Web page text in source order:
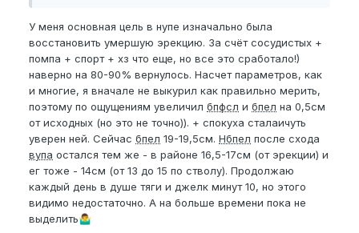
изменениеBpfslуже были отмечены. делал акцент
на тягах, по 20 минут были тяги обычные - вверх,
вниз, вбок( в среднем, это общее время ), и
Джелк мокрый ( сначала 10 минут), и потом сухой
уже ( 150-180 раз - это примерно минут 5)
Акцент делал на растягахиз-за того, что во многих
дневниках видел, как советовали увеличить
разницу междуBpfslиBpelдо 2 см.
Но сейчас с 30.10.2024 взял выходные из-за
эрекции.
У меня основная цель в нупе изначально была
восстановить умершую эрекцию. За счёт сосудистых +
помпа + спорт + хз что еще, но все это сработало!)
наверно на 80-90% вернулось. Насчет параметров, как
и многие, я вначале не выкурил как правильно мерить,
поэтому по ощущениям увеличил бпфсл и бпел на 0,5см
от исходных (но это не точно)). + спокуха сталаичуть
уверен ней. Сейчас бпел 19-19,5см. Нбпел после схода
вупа остался тем же - в районе 16,5-17см (от эрекции) и
ег тоже - 14см (от 13 до 15 по стволу). Продолжаю
каждый день в душе тяги и джелк минут 10, но этого
видимо недостаточно. А на больше времени пока не
выделить🤷‍♂️